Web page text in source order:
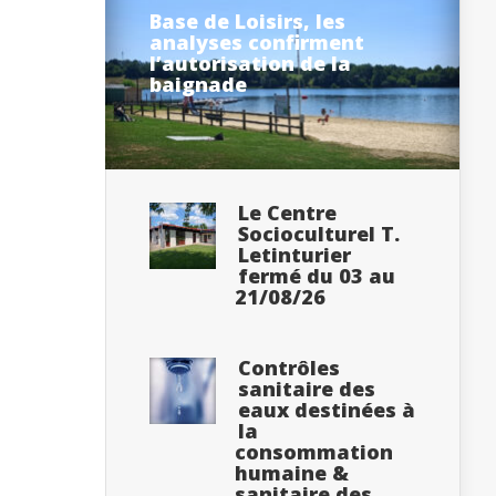
Base de Loisirs, les
analyses confirment
l’autorisation de la
baignade
Le Centre
Socioculturel T.
Letinturier
fermé du 03 au
21/08/26
Contrôles
sanitaire des
eaux destinées à
la
consommation
humaine &